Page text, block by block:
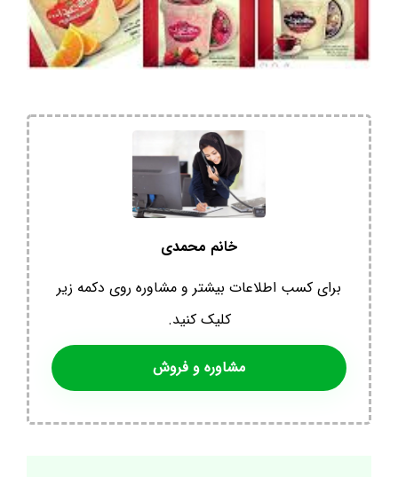
خانم محمدی
برای کسب اطلاعات بیشتر و مشاوره روی دکمه زیر
کلیک کنید.
مشاوره و فروش